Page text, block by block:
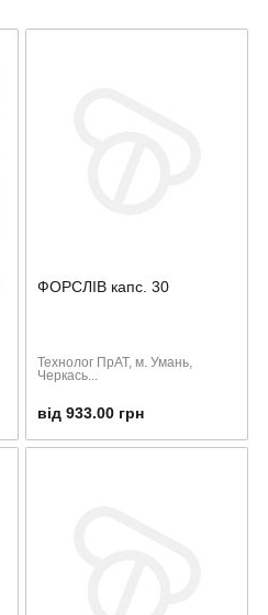
ФОРСЛІВ капс. 30
Технолог ПрАТ, м. Умань,
Черкась...
від 933.00 грн